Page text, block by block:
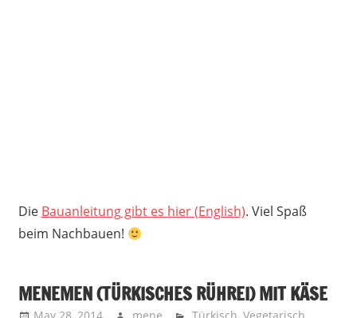
Die Bauanleitung gibt es hier (English). Viel Spaß
beim Nachbauen!
MENEMEN (TÜRKISCHES RÜHREI) MIT KÄSE